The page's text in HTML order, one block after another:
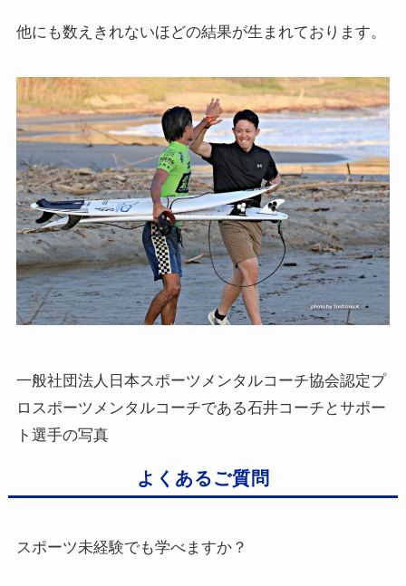
他にも数えきれないほどの結果が生まれております。
一般社団法人日本スポーツメンタルコーチ協会認定プ
ロスポーツメンタルコーチである石井コーチとサポー
ト選手の写真
よくあるご質問
スポーツ未経験でも学べますか？